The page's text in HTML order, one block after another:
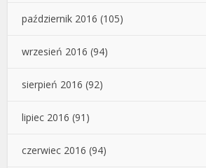
październik 2016 (105)
wrzesień 2016 (94)
sierpień 2016 (92)
lipiec 2016 (91)
czerwiec 2016 (94)